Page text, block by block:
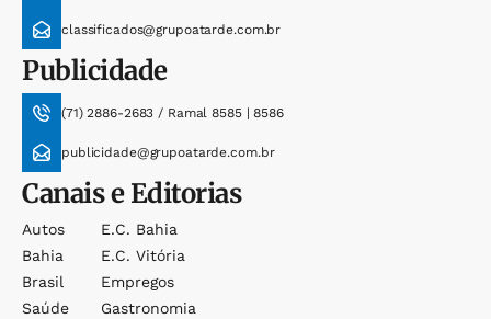
classificados@grupoatarde.com.br
Publicidade
(71) 2886-2683 / Ramal 8585 | 8586
publicidade@grupoatarde.com.br
Canais e Editorias
Autos
Bahia
Brasil
Saúde
E.c. Bahia
E.c. Vitória
Empregos
Gastronomia